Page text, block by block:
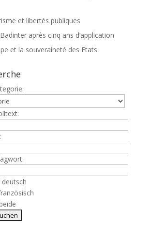
et libertés publiques
après cinq ans d’application
et la souveraineté des Etats